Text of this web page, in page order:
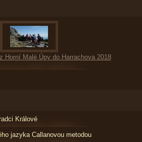
Horní Malé Úpy do Harrachova 2018
Králové
jazyka Callanovou metodou